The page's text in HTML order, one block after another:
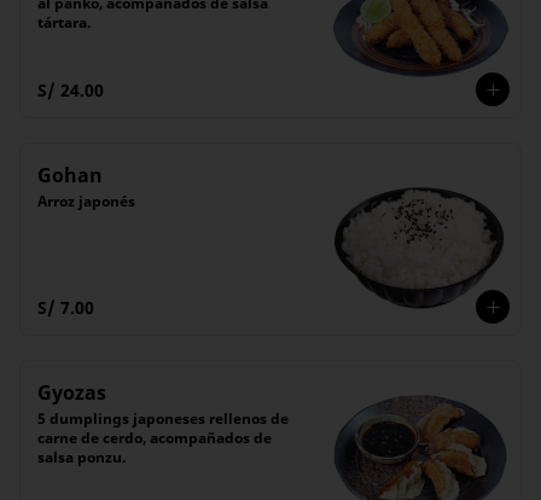
tártara.
S/ 24.00
Gohan
Arroz japonés
S/ 7.00
Gyozas
5 dumplings japoneses rellenos de
carne de cerdo, acompañados de
salsa ponzu.